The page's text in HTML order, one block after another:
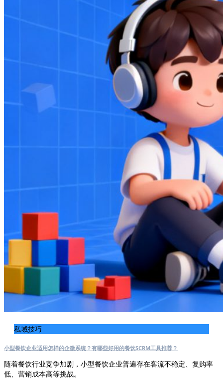
私域技巧
小型餐饮企业适用怎样的企微系统？有哪些好用的餐饮SCRM工具推荐？
随着餐饮行业竞争加剧，小型餐饮企业普遍存在客流不稳定、复购率
低、营销成本高等挑战。